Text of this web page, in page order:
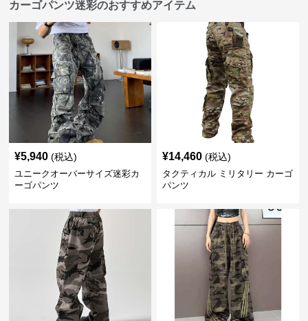
カーゴパンツ迷彩のおすすめアイテム
¥5,940 (税込)
ユニークオーバーサイズ迷彩カ
ーゴパンツ
¥14,460 (税込)
タクティカル ミリタリー カーゴ
パンツ